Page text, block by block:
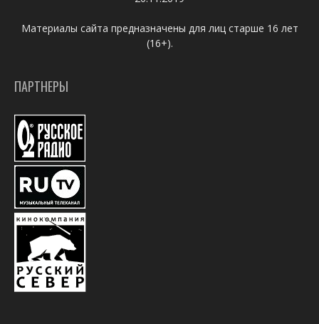
Материалы сайта предназначены для лиц старше 16 лет
(16+).
ПАРТНЕРЫ